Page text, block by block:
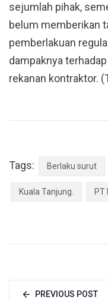
sejumlah pihak,
belum memberikan
pemberlakuan
dampaknya
rekanan kontraktor.
Tags: Berlaku surut
Kuala Tanjung. PT
PREVIOUS POST